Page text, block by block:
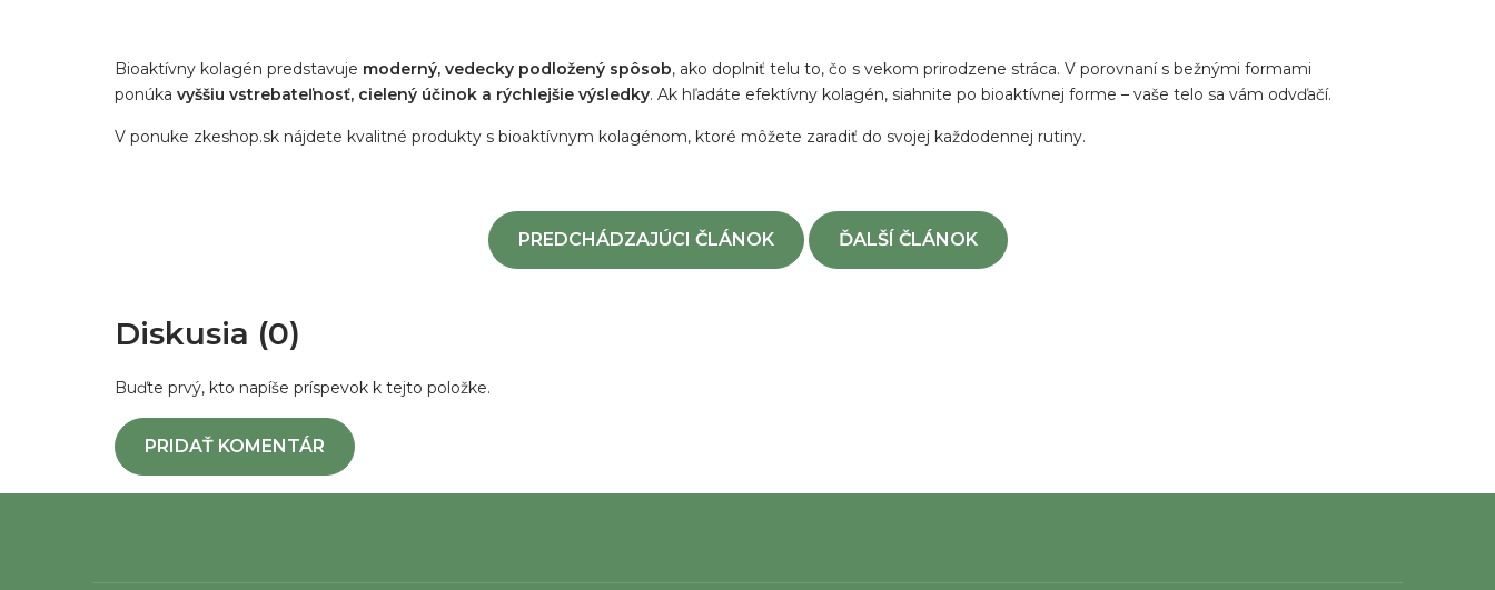
Bioaktívny kolagén predstavuje moderný, vedecky podložený spôsob, ako doplniť telu to, čo s vekom prirodzene stráca. V porovnaní s bežnými formami
ponúka vyššiu vstrebateľnosť, cielený účinok a rýchlejšie výsledky. Ak hľadáte efektívny kolagén, siahnite po bioaktívnej forme – vaše telo sa vám odvďačí.
V ponuke zkeshop.sk nájdete kvalitné produkty s bioaktívnym kolagénom, ktoré môžete zaradiť do svojej každodennej rutiny.
PREDCHÁDZAJÚCI ČLÁNOK ĎALŠÍ ČLÁNOK
Diskusia (0)
Buďte prvý, kto napíše príspevok k tejto položke.
PRIDAŤ KOMENTÁR